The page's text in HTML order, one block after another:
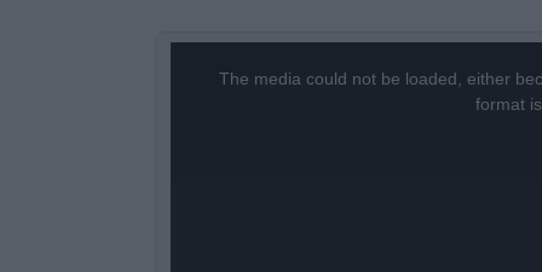
The media could not be loaded, either
format